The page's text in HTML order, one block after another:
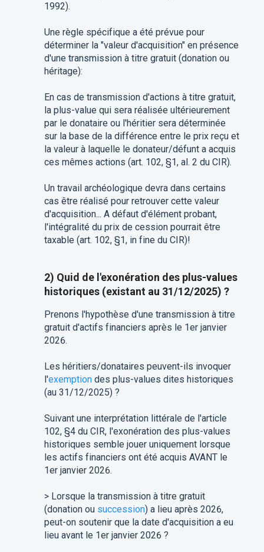
1992).
Une règle spécifique a été prévue pour
déterminer la "valeur d'acquisition" en présence
d'une transmission à titre gratuit (donation ou
héritage):
En cas de transmission d'actions à titre gratuit,
la plus-value qui sera réalisée ultérieurement
par le donataire ou l'héritier sera déterminée
sur la base de la différence entre le prix reçu et
la valeur à laquelle le donateur/défunt a acquis
ces mêmes actions (art. 102, §1, al. 2 du CIR).
Un travail archéologique devra dans certains
cas être réalisé pour retrouver cette valeur
d'acquisition... A défaut d'élément probant,
l'intégralité du prix de cession pourrait être
taxable (art. 102, §1, in fine du CIR)!
2) Quid de l'exonération des plus-values
historiques (existant au 31/12/2025) ?
Prenons l'hypothèse d'une transmission à titre
gratuit d'actifs financiers après le 1er janvier
2026.
Les héritiers/donataires peuvent-ils invoquer
l'exemptiondes plus-values dites historiques
(au 31/12/2025) ?
Suivant une interprétation littérale de l'article
102, §4 du CIR, l'exonération des plus-values
historiques semble jouer uniquement lorsque
les actifs financiers ont été acquis AVANT le
1er janvier 2026.
> Lorsque la transmission à titre gratuit
(donation ou succession) a lieu après 2026,
peut-on soutenir que la date d'acquisition a eu
lieu avant le 1er janvier 2026 ?